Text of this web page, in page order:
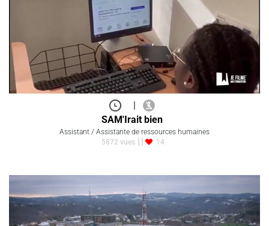
|
SAM'Irait bien
Assistant / Assistante de ressources humaines
5872 vues
14